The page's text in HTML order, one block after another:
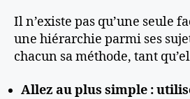
Il n’existe pas qu’une seule
une hiérarchie parmi ses
chacun sa méthode, tant
Allez au plus simple :